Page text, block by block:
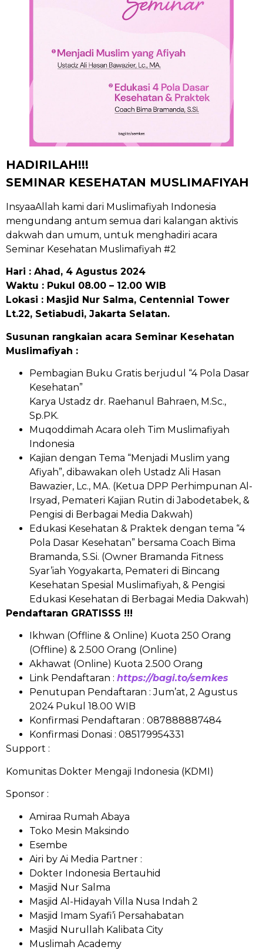
HADIRILAH!!!
SEMINAR KESEHATAN MUSLIMAFIYAH
InsyaaAllah kami dari Muslimafiyah Indonesia
mengundang antum semua dari kalangan aktivis
dakwah dan umum, untuk menghadiri acara
Seminar Kesehatan Muslimafiyah #2
Hari : Ahad, 4 Agustus 2024
Waktu : Pukul 08.00 – 12.00 WIB
Lokasi : Masjid Nur Salma, Centennial Tower
Lt.22, Setiabudi, Jakarta Selatan.
Susunan rangkaian acara Seminar Kesehatan
Muslimafiyah :
Pembagian Buku Gratis berjudul “4 Pola Dasar
Kesehatan”
Karya Ustadz dr. Raehanul Bahraen, M.Sc.,
Sp.PK.
Muqoddimah Acara oleh Tim Muslimafiyah
Indonesia
Kajian dengan Tema “Menjadi Muslim yang
Afiyah”, dibawakan oleh Ustadz Ali Hasan
Bawazier, Lc., MA. (Ketua DPP Perhimpunan Al-
Irsyad, Pemateri Kajian Rutin di Jabodetabek, &
Pengisi di Berbagai Media Dakwah)
Edukasi Kesehatan & Praktek dengan tema “4
Pola Dasar Kesehatan” bersama Coach Bima
Bramanda, S.Si. (Owner Bramanda Fitness
Syar’iah Yogyakarta, Pemateri di Bincang
Kesehatan Spesial Muslimafiyah, & Pengisi
Edukasi Kesehatan di Berbagai Media Dakwah)
Pendaftaran GRATISSS !!!
Ikhwan (Offline & Online) Kuota 250 Orang
(Offline) & 2.500 Orang (Online)
Akhawat (Online) Kuota 2.500 Orang
Link Pendaftaran : https://bagi.to/semkes
Penutupan Pendaftaran : Jum’at, 2 Agustus
2024 Pukul 18.00 WIB
Konfirmasi Pendaftaran : 087888887484
Konfirmasi Donasi : 085179954331
Support :
Komunitas Dokter Mengaji Indonesia (KDMI)
Sponsor :
Amiraa Rumah Abaya
Toko Mesin Maksindo
Esembe
Airi by Ai Media Partner :
Dokter Indonesia Bertauhid
Masjid Nur Salma
Masjid Al-Hidayah Villa Nusa Indah 2
Masjid Imam Syafi’i Persahabatan
Masjid Nurullah Kalibata City
Muslimah Academy